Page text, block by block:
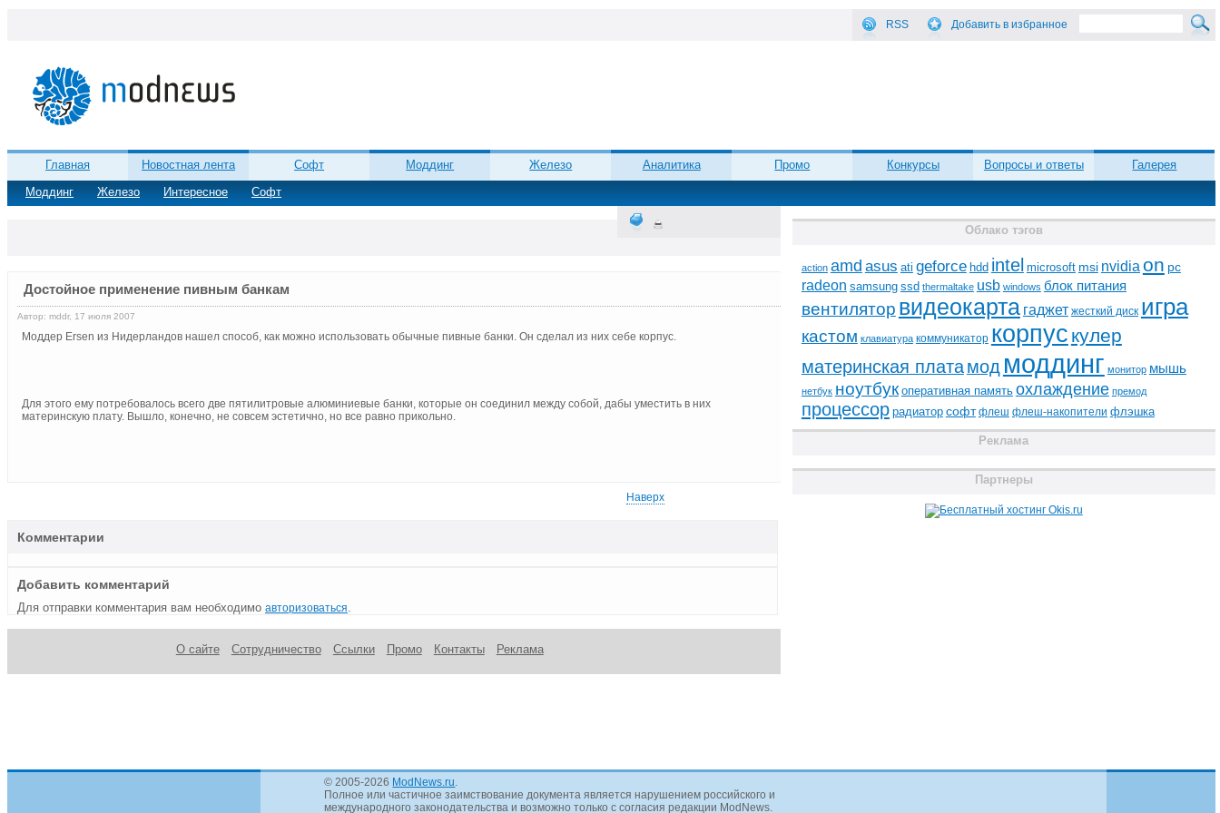
RSS Добавить в избранное
Главная
Новостная лента
Моддинг
Железо Интересное Софт
Софт Моддинг Железо Аналитика Промо Конкурсы Вопросы и ответы Галерея
Достойное применение пивным банкам
Автор: mddr, 17 июля 2007
Моддер Ersen из Нидерландов нашел способ, как можно использовать обычные пивные банки. Он сделал из них себе корпус.
Для этого ему потребовалось всего две пятилитровые алюминиевые банки, которые он соединил между собой, дабы уместить в них
материнскую плату. Вышло, конечно, не совсем эстетично, но все равно прикольно.
Наверх
Комментарии
Добавить комментарий
Для отправки комментария вам необходимо авторизоваться
О сайте Сотрудничество Ссылки Промо Контакты Реклама
Облако тэгов
action amd asus ati geforce hdd intel microsoft msi nvidia on pc
radeon samsung ssd thermaltake usb windows блок питания
вентилятор видеокарта гаджет жесткий диск игра
кастом клавиатура коммуникатор корпус кулер
материнская платамод моддинг монитор мышь
нетбук ноутбук оперативная память охлаждение премод
процессор радиатор софт флеш флеш-накопители флэшка
Реклама
Партнеры
© 2005-2026 ModNews.ru
Полное или частичное заимствование документа является нарушением российского и
международного законодательства и возможно только с согласия редакции ModNews.